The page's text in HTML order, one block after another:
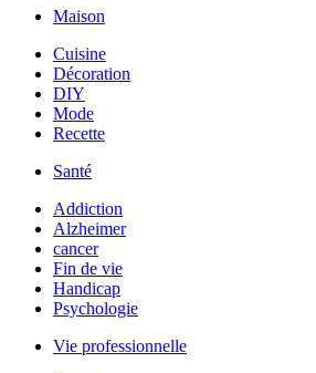
Maison
Cuisine
Décoration
DIY
Mode
Recette
Santé
Addiction
Alzheimer
cancer
Fin de vie
Handicap
Psychologie
Vie professionnelle